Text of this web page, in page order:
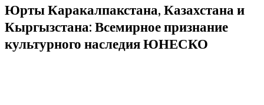
Юрты Каракалпакстана, Казахстана и
Кыргызстана: Всемирное признание
культурного наследия ЮНЕСКО